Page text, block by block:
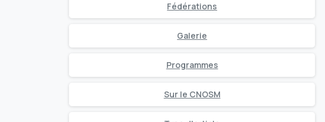
Fédérations
Galerie
Programmes
Sur le CNOSM